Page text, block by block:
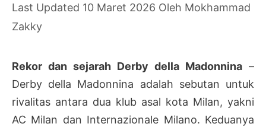
10 Maret 2026 Oleh Mokhammad
Zakky
Rekor dan sejarah Derby della Madonnina –
Derby della Madonnina adalah sebutan untuk
rivalitas antara dua klub asal kota Milan, yakni
AC Milan dan Internazionale Milano. Keduanya